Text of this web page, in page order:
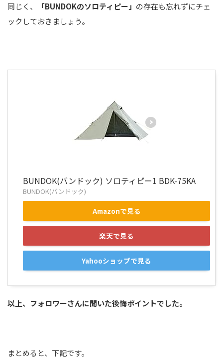
同じく、 「BUNDOKのソロティピー」 の存在も忘れずにチェ
ックしておきましょう。
BUNDOK(バンドック) ソロティピー1 BDK-75KA
BUNDOK(バンドック)
Amazonで見る
楽天で見る
Yahooショップで見る
以上、フォロワーさんに聞いた後悔ポイントでした。
まとめると、下記です。